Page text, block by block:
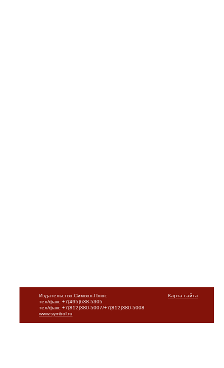
Карта сайта
Издательство Символ-Плюс
тел/факс +7(495)638-5305
тел/факс +7(812)380-5007/+7(812)380-5008
www.symbol.ru